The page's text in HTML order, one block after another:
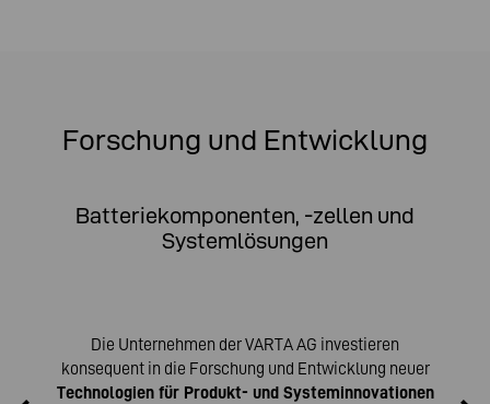
Forschung und Entwicklung
Batteriekomponenten, -zellen und
Systemlösungen
Die Unternehmen der VARTA AG investieren
konsequent in die Forschung und Entwicklung neuer
Technologien für Produkt- und Systeminnovationen